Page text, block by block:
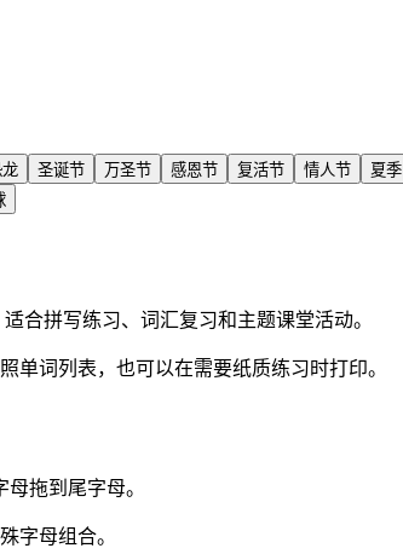
圣诞节 万圣节 感恩节 复活节 情人节 夏季
合拼写练习、词汇复习和主题课堂活动。
单词列表，也可以在需要纸质练习时打印。
拖到尾字母。
字母组合。